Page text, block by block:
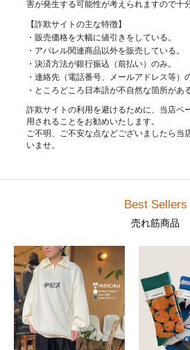
害が発生する可能性が考えられますので十
【詐欺サイトの主な特徴】
・販売価格を大幅に値引きをしている。
・アパレル関連商品以外を販売している。
・決済方法が銀行振込（前払い）のみ。
・連絡先（電話番号、メールアドレス等）
・ところどころ日本語が不自然な箇所がある
詐欺サイトの利用を避けるために、当店ペ
用されることをお勧めいたします。
ご不明、ご不安な点などございましたら当
いませ。
Best Sellers
売れ筋商品